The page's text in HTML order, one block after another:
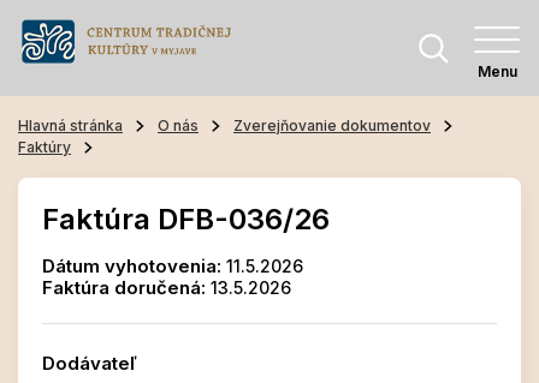
Menu
Hlavná stránka O nás
Zverejňovanie dokumentov
Faktúry
Faktúra DFB-036/26
Dátum vyhotovenia: 11.5.2026
Faktúra doručená: 13.5.2026
Dodávateľ